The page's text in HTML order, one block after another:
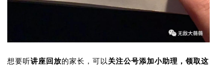
想要听讲座回放的家长，可以 关注公号添加小助理，领取这